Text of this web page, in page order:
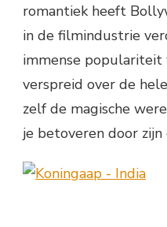
romantiek heeft
in de filmindustrie
immense populariteit
verspreid over de
zelf de magische
je betoveren door